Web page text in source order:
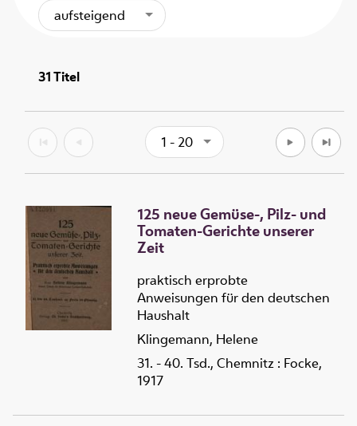
aufsteigend
31Titel
1 - 20
125 neue Gemüse-, Pilz- und
Tomaten-Gerichte unserer
Zeit
praktisch erprobte
Anweisungen für den deutschen
Haushalt
Klingemann, Helene
31. - 40. Tsd., Chemnitz : Focke,
1917